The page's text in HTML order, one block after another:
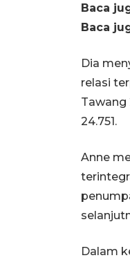
Baca
Baca
Dia
relasi
Tawang
24.751.
Anne
Dalam